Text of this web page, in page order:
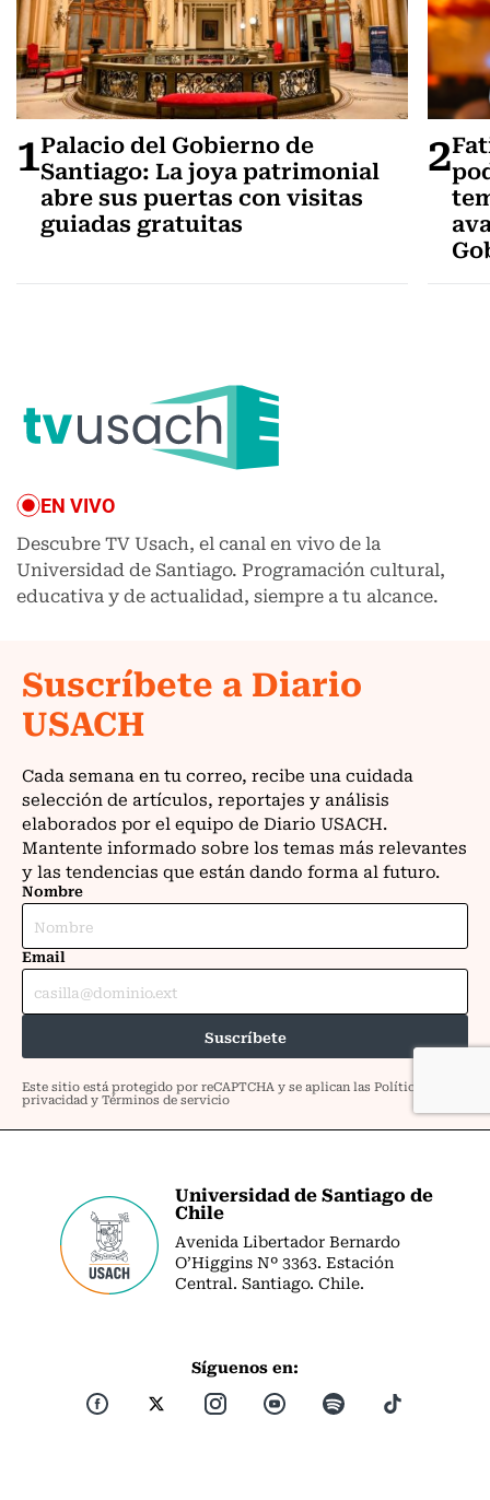
1Palacio del Gobierno de
Santiago: La joya patrimonial
abre sus puertas con visitas
guiadas gratuitas
2
EN VIVO
Descubre TV Usach, el canal en vivo de la
Universidad de Santiago. Programación cultural,
educativa y de actualidad, siempre a tu alcance.
Universidad de Santiago de
Chile
Avenida Libertador Bernardo
O’Higgins Nº 3363. Estación
Central. Santiago. Chile.
Síguenos en: